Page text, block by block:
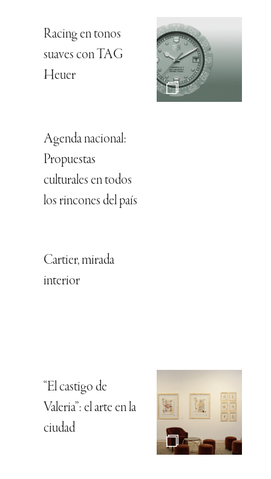
Racing en tonos
suaves con TAG
Heuer
Agenda nacional:
Propuestas
culturales en todos
los rincones del país
Cartier, mirada
interior
“El castigo de
Valeria”: el arte en la
ciudad